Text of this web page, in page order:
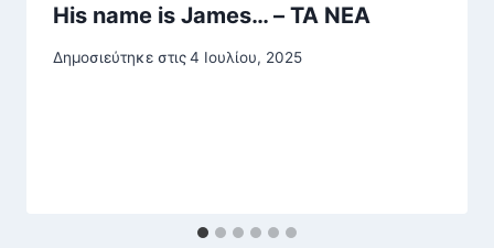
His name is James… – ΤΑ ΝΕΑ
Δημοσιεύτηκε στις4 Ιουλίου, 2025